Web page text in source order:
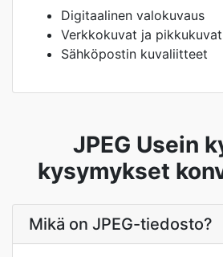
Digitaalinen valokuvaus
Verkkokuvat ja pikkukuvat
Sähköpostin kuvaliitteet
JPEG Usein
kysymykset
Mikä on JPEG-tiedosto?